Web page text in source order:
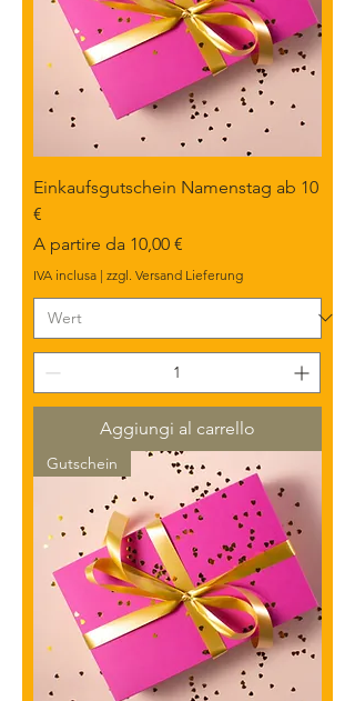
Einkaufsgutschein Namenstag ab 10
€
A partire da 10,00 €
Prezzo scontato
IVA inclusa | zzgl. Versand Lieferung
Aggiungi al carrello
Gutschein